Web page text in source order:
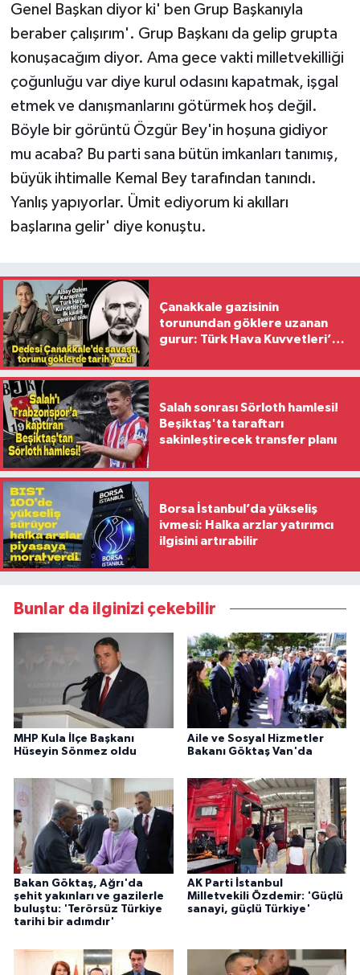
Genel Başkan diyor ki' ben Grup Başkanıyla
beraber çalışırım'. Grup Başkanı da gelip grupta
konuşacağım diyor. Ama gece vakti milletvekilliği
çoğunluğu var diye kurul odasını kapatmak, işgal
etmek ve danışmanlarını götürmek hoş değil.
Böyle bir görüntü Özgür Bey'in hoşuna gidiyor
mu acaba? Bu parti sana bütün imkanları tanımış,
büyük ihtimalle Kemal Bey tarafından tanındı.
Yanlış yapıyorlar. Ümit ediyorum ki akılları
başlarına gelir' diye konuştu.
Çanakkale gazisinin
torunundan göklere uzanan
gurur: Türk Hava Kuvvetleri’nin
Salah sonrası Sörloth hamlesi!
Beşiktaş'ta taraftarı
sakinleştirecek transfer planı
Borsa İstanbul’da yükseliş
ivmesi: Halka arzlar yatırımcı
ilgisini artırabilir
Bunlar da ilginizi çekebilir
MHP Kula İlçe Başkanı
Hüseyin Sönmez oldu
Aile ve Sosyal Hizmetler
Bakanı Göktaş Van'da
Bakan Göktaş, Ağrı'da
şehit yakınları ve gazilerle
buluştu: 'Terörsüz Türkiye
tarihi bir adımdır'
AK Parti İstanbul
Milletvekili Özdemir: 'Güçlü
sanayi, güçlü Türkiye'